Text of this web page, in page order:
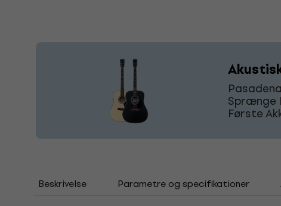
Sprænge
Første
Beskrivelse Parametre og specifikationer